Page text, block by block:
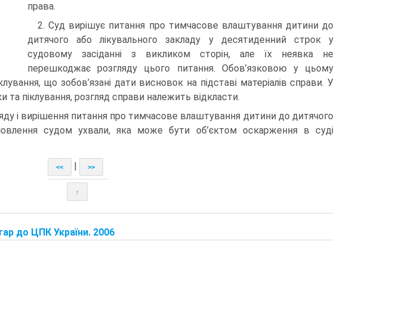
права.
2. Суд вирішує питання про тимчасове влаштування дитини до
дитячого або лікувального закладу у десятиденний строк у
судовому засіданні з викликом сторін, але їх неявка не
перешкоджає розгляду цього питання. Обов’язковою у цьому
що зобов’язані дати висновок на підставі матеріалів справи. У
та піклування, розгляд справи належить відкласти.
і вирішення питання про тимчасове влаштування дитини до дитячого
судом ухвали, яка може бути об’єктом оскарження в суді
<< >>
↑
до ЦПК України. 2006